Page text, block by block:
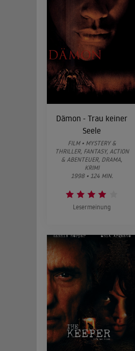
Dämon - Trau keiner
Seele
FILM • MYSTERY &
THRILLER, FANTASY, ACTION
& ABENTEUER, DRAMA,
KRIMI
1998 • 124 MIN.
Lesermeinung